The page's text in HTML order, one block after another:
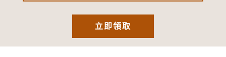
立即領取